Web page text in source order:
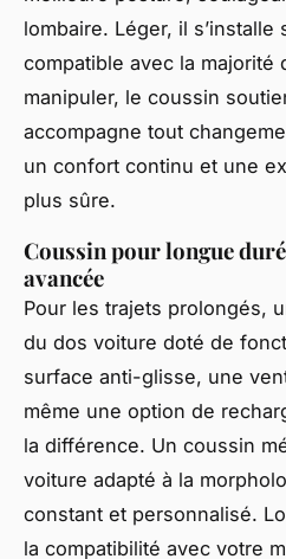
lombaire. Léger, il
compatible avec la majorité
manipuler, le coussin
accompagne tout
un confort continu et une
plus sûre.
Coussin pour longue
avancée
Pour les trajets prolongés,
du dos voiture doté de
surface anti-glisse, une
même une option de
la différence. Un coussin
voiture adapté à la
constant et personnalisé.
la compatibilité avec votre